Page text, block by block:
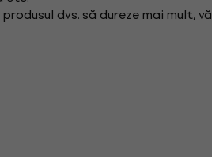
dvs. să dureze mai mult, vă